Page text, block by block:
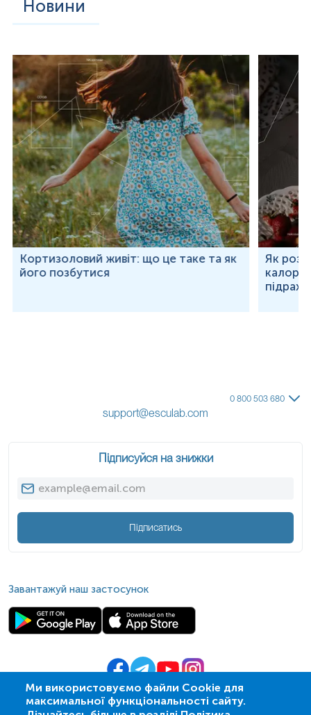
Новини
Кортизоловий живіт: що це таке та як
його позбутися
Як
Ми використовуємо файли Cookie для
максимальної функціональності сайту.
0 800 503 680
support@esculab.com
Підписуйся на знижки
Підписатись
Завантажуй наш застосунок
© 2009- 2026 | ПСМЛ «Ескулаб»